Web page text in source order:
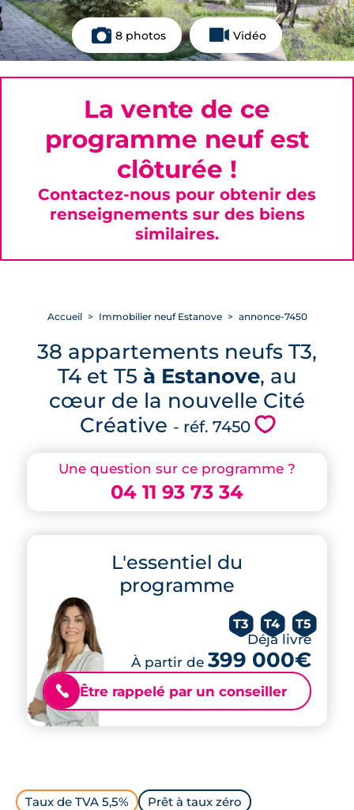
8 photos Vidéo
Une question sur ce programme ?
04 11 93 73 34
L'essentiel du
programme
T3 T4 T5
Déjà livré
À partir de 399 000€
📞 Être rappelé par un conseiller
Accueil Immobilier neuf Estanove annonce-7450
38 appartements neufs T3,
T4 et T5 à Estanove, au
cœur de la nouvelle Cité
Créative - réf. 7450 💗
La vente de ce
programme neuf est
clôturée !
Contactez-nous pour obtenir des
renseignements sur des biens
similaires.
Taux de TVA 5,5%
Prêt à taux zéro